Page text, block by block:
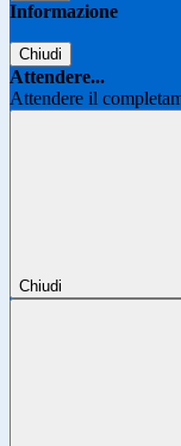
Informazione
Chiudi
Attendere...
Attendere il
Chiudi